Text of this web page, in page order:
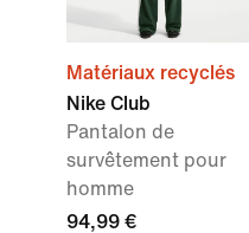
Matériaux recyclés
Nike Club
Pantalon de
survêtement pour
homme
94,99 €